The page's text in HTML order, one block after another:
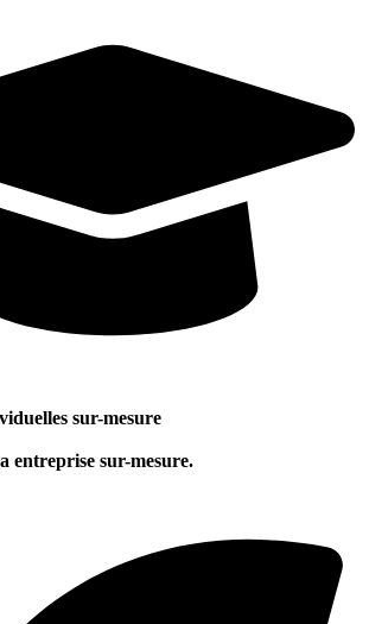
sur-mesure
entreprise sur-mesure.